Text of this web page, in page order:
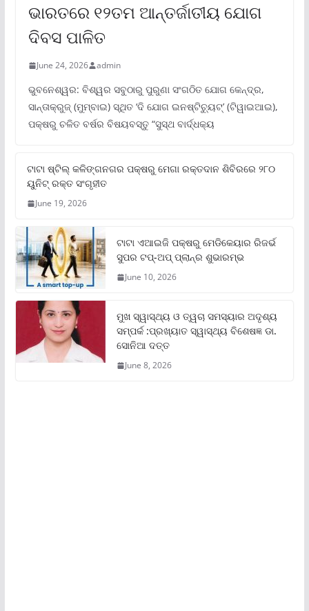
ଭାରତରେ ୧୨ତମ ଆନ୍ତର୍ଜାତୀୟ ଯୋଗ
ଦିବସ ପାଳିତ
June 24, 2026 admin
ଭୁବନେଶ୍ୱର: ବିଶ୍ୱର ସବୁଠାରୁ ପୁରୁଣା ସଂଗଠିତ ଯୋଗ କେନ୍ଦ୍ର,
ସାନ୍ତାକ୍ରୁଜ୍ (ମୁମ୍ବାଇ) ସ୍ଥିତ ‘ଦି ଯୋଗ ଇନଷ୍ଟିଚ୍ୟୁଟ୍‌’ (ଟିୱାଇଆଇ),
ପକ୍ଷରୁ ଚଳିତ ବର୍ଷର ବିଷୟବସ୍ତୁ “ସୁସ୍ଥ ବାର୍ଦ୍ଧକ୍ୟ
ଟାଟା ଷ୍ଟିଲ୍‌ କଳିଙ୍ଗନଗର ପକ୍ଷରୁ ମେଗା ରକ୍ତଦାନ ଶିବିରରେ ୨୮୦
ୟୁନିଟ୍‌ ରକ୍ତ ସଂଗୃହୀତ
June 19, 2026
ଟାଟା ଏଆଇଜି ପକ୍ଷରୁ ମେଡିକେୟାର ରିଜର୍ଭ
ସୁପର ଟପ୍‌-ଅପ୍ ପ୍ଲାନ୍‌ର ଶୁଭାରମ୍ଭ
June 10, 2026
ମୁଖ ସ୍ୱାସ୍ଥ୍ୟ ଓ ତ୍ୱଚା ସମସ୍ୟାର ଅଦୃଶ୍ୟ
ସମ୍ପର୍କ :ପ୍ରଖ୍ୟାତ ସ୍ୱାସ୍ଥ୍ୟ ବିଶେଷଜ୍ଞ ଡା.
ସୋନିଆ ଦତ୍ତ
June 8, 2026